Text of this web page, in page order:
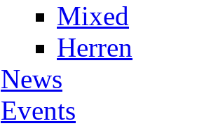
Mixed
Herren
News
Events